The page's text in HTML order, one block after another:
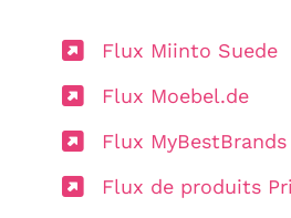
Flux Miinto Suede
Flux Moebel.de
Flux MyBestBrands
Flux de produits